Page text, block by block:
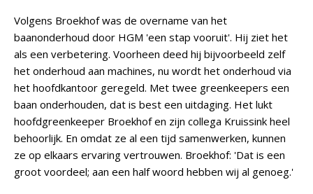
Volgens Broekhof was de overname van het
baanonderhoud door HGM 'een stap vooruit'. Hij ziet het
als een verbetering. Voorheen deed hij bijvoorbeeld zelf
het onderhoud aan machines, nu wordt het onderhoud via
het hoofdkantoor geregeld. Met twee greenkeepers een
baan onderhouden, dat is best een uitdaging. Het lukt
hoofdgreenkeeper Broekhof en zijn collega Kruissink heel
behoorlijk. En omdat ze al een tijd samenwerken, kunnen
ze op elkaars ervaring vertrouwen. Broekhof: 'Dat is een
groot voordeel; aan een half woord hebben wij al genoeg.'